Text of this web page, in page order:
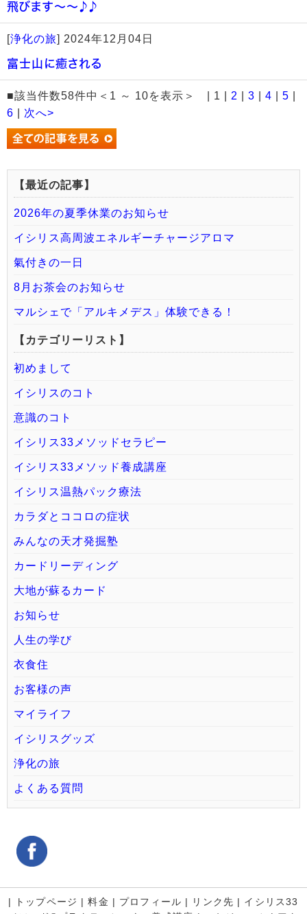
飛びます～～♪♪
[浄化の旅] 2024年12月04日
富士山に癒される
■該当件数58件中＜1 ～ 10を表示＞ | 1 | 2 3 4 5
6
次へ>
【最近の記事】
2026年の夏季休業のお知らせ
イシリス高周波エネルギーチャージアロマ
氣付きの一日
8月お茶会のお知らせ
マルシェで「アルキメデス」体験できる！
【カテゴリーリスト】
初めまして
イシリスのコト
意識のコト
イシリス33メソッドセラピー
イシリス33メソッド養成講座
イシリス温熱パック療法
カラダとココロの症状
みんなの天才発掘塾
カードリーディング
大地が蘇るカード
お知らせ
人生の学び
衣食住
お客様の声
マイライフ
イシリスグッズ
浄化の旅
よくある質問
| トップページ |料金 | プロフィール | リンク先 | イシリス33